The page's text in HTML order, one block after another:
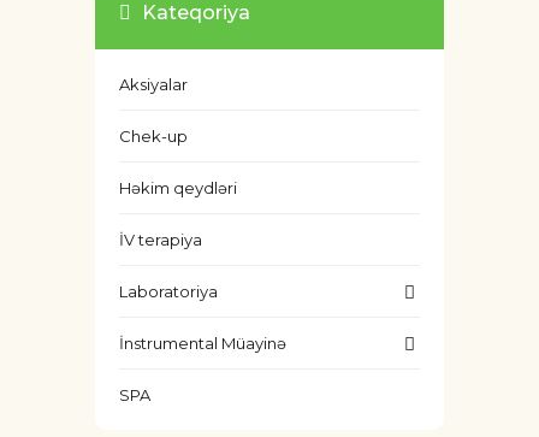
Kateqoriya
Aksiyalar
Chek-up
Həkim qeydləri
İV terapiya
Laboratoriya
İnstrumental Müayinə
SPA